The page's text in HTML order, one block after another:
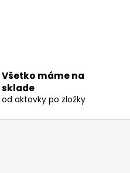
Všetko máme na
sklade
od aktovky po zložky